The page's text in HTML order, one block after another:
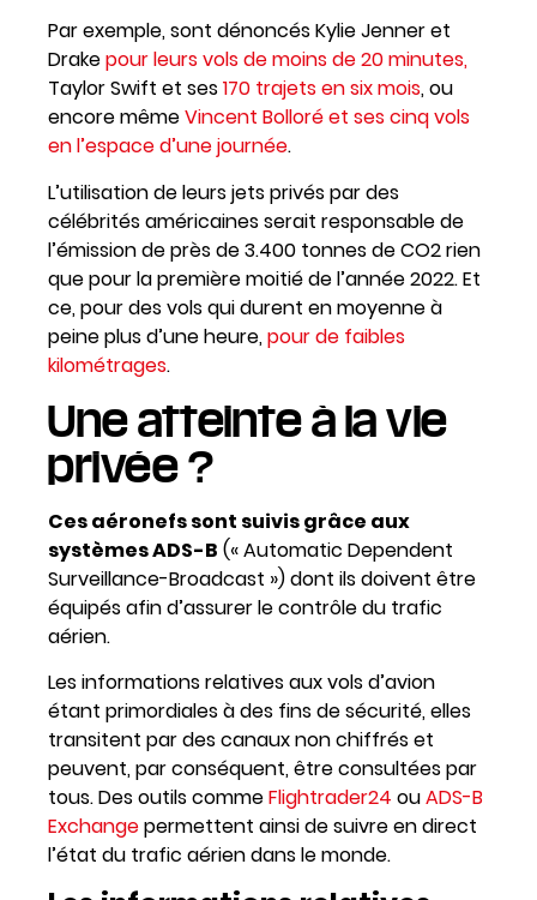
Par exemple, sont dénoncés Kylie Jenner et
Drakepour leurs vols de moins de 20 minutes,
Taylor Swift et ses170 trajets en six mois, ou
encore mêmeVincent Bolloré et ses cinq vols
en l’espace d’une journée.
L’utilisation de leurs jets privés par des
célébrités américaines serait responsable de
l’émission de près de 3.400 tonnes de CO2 rien
que pour la première moitié de l’année 2022. Et
ce, pour des vols qui durent en moyenne à
peine plus d’une heure, pour de faibles
kilométrages.
Une atteinte à la vie
privée ?
Ces aéronefs sont suivis grâce aux
systèmes ADS-B (« Automatic Dependent
Surveillance-Broadcast ») dont ils doivent être
équipés afin d’assurer le contrôle du trafic
aérien.
Les informations relatives aux vols d’avion
étant primordiales à des fins de sécurité, elles
transitent par des canaux non chiffrés et
peuvent, par conséquent, être consultées par
tous. Des outils commeFlightrader24 ouADS-B
Exchangepermettent ainsi de suivre en direct
l’état du trafic aérien dans le monde.